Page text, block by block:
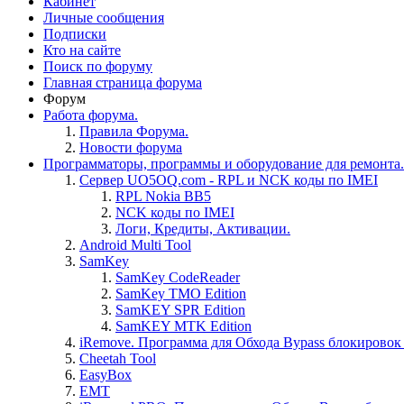
Личные сообщения
Подписки
Кто на сайте
Поиск по форуму
Главная страница форума
Форум
Работа форума.
Правила Форума.
Новости форума
Программаторы, программы и оборудование для ремонта.
Сервер UO5OQ.com - RPL и NCK коды по IMEI
RPL Nokia BB5
NCK коды по IMEI
Логи, Кредиты, Активации.
Android Multi Tool
SamKey
SamKey CodeReader
SamKey TMO Edition
SamKEY SPR Edition
SamKEY MTK Edition
iRemove. Программа для Обхода Bypass
Cheetah Tool
EasyBox
EMT